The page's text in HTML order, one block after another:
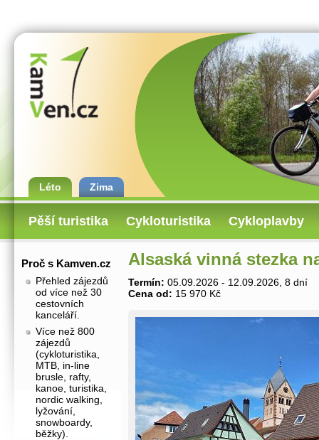
Léto Zima
Pěší turistika Cykloturistika Cykloplavby
Proč s Kamven.cz
Přehled zájezdů
od více než 30
cestovních
kanceláří.
Více než 800
zájezdů
(cykloturistika,
MTB, in-line
brusle, rafty,
kanoe, turistika,
nordic walking,
lyžování,
snowboardy,
běžky).
Alsaská vinná stezka
Termín: 05.09.2026 - 12.09.2026, 8 dní
Cena od: 15 970 Kč